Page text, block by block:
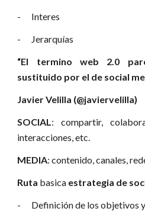
- Interes
- Jerarquías
“El termino web 2.0
sustituido por el de social
Javier Velilla (@javiervelilla)
SOCIAL: compartir,
interacciones, etc.
MEDIA: contenido, canales,
Ruta basica estrategia de
- Definición de los objetivos